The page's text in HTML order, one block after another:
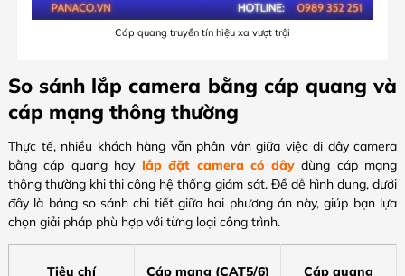
Cáp quang truyền tín hiệu xa vượt trội
So sánh lắp camera bằng cáp quang và
cáp mạng thông thường
Thực tế, nhiều khách hàng vẫn phân vân giữa việc đi dây camera
bằng cáp quang hay lắp đặt camera có dâydùng cáp mạng
thông thường khi thi công hệ thống giám sát. Để dễ hình dung, dưới
đây là bảng so sánh chi tiết giữa hai phương án này, giúp bạn lựa
chọn giải pháp phù hợp với từng loại công trình.
Tiêu chí Cáp mạng (CAT5/6) Cáp quang